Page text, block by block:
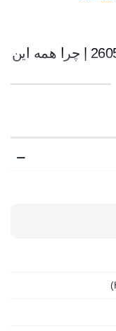
کفش ورزشی ضدآب هامتو زنانه 2605 | چرا همه این
ویژگی‌ها میتوان به
مرطوب